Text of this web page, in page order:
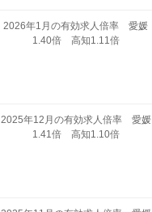
2026年1月の有効求人倍率 愛媛
1.40倍 高知1.11倍
2025年12月の有効求人倍率 愛媛
1.41倍 高知1.10倍